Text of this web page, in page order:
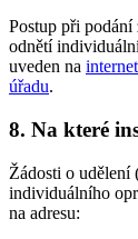
Postup při
odnětí
uveden na
úřadu.
8. Na které
Žádosti o udělení
individuálního
na adresu: